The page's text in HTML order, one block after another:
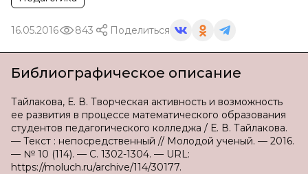
16.05.2016 843 Поделиться
Библиографическое описание
Тайлакова, Е. В. Творческая активность и возможность
ее развития в процессе математического образования
студентов педагогического колледжа / Е. В. Тайлакова.
— Текст : непосредственный // Молодой ученый. — 2016.
— № 10 (114). — С. 1302-1304. — URL:
https://moluch.ru/archive/114/30177.